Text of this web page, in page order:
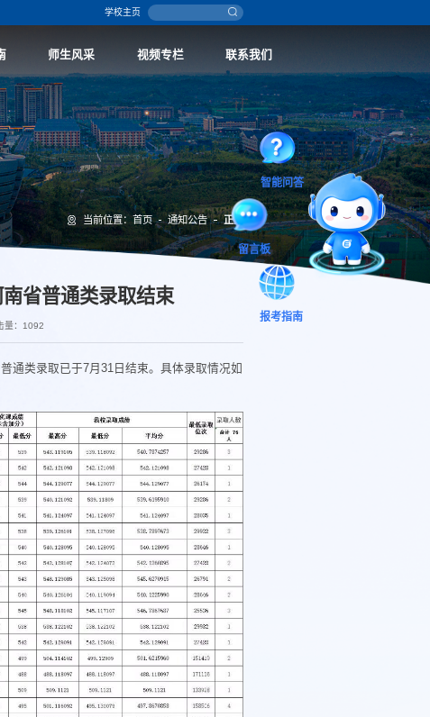
学校主页
师生风采 视频专栏 联系我们
当前位置：首页 通知公告 正文
省普通类录取结束
量： 1092
通类录取已于7月31日结束。具体录取情况如